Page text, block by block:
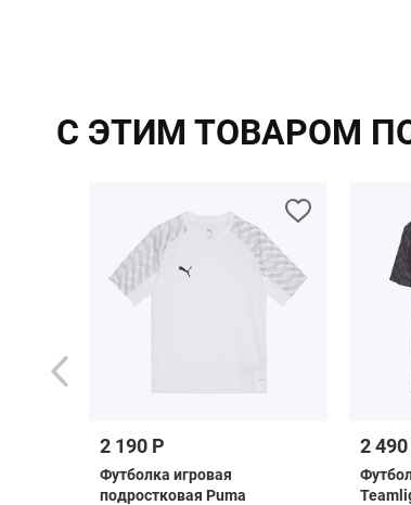
С ЭТИМ ТОВАРОМ
2 190 Р
Футболка игровая
подростковая Puma
2